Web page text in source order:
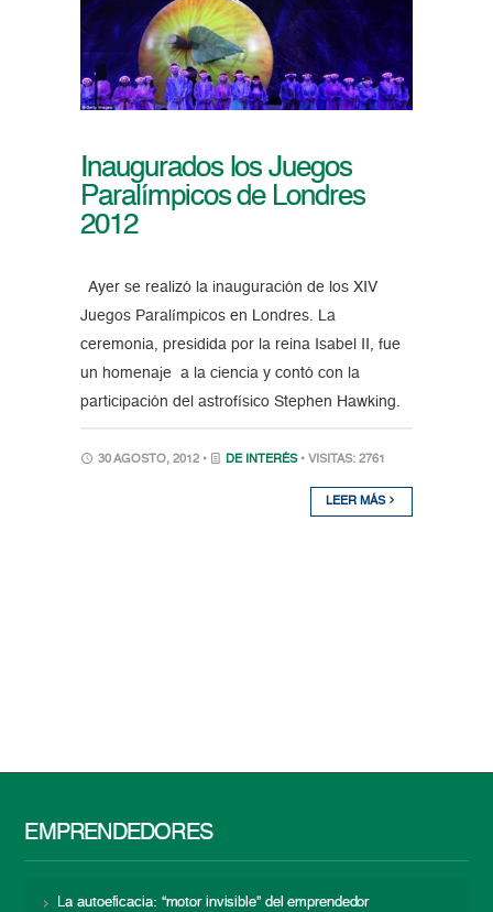
Inaugurados los Juegos
Paralímpicos de Londres
2012
Ayer se realizó la inauguración de los XIV
Juegos Paralímpicos en Londres. La
ceremonia, presidida por la reina Isabel II, fue
un homenaje a la ciencia y contó con la
participación del astrofísico Stephen Hawking.
30 AGOSTO, 2012 • DE INTERÉS • VISITAS: 2761
LEER MÁS
EMPRENDEDORES
La autoeficacia: “motor invisible” del emprendedor